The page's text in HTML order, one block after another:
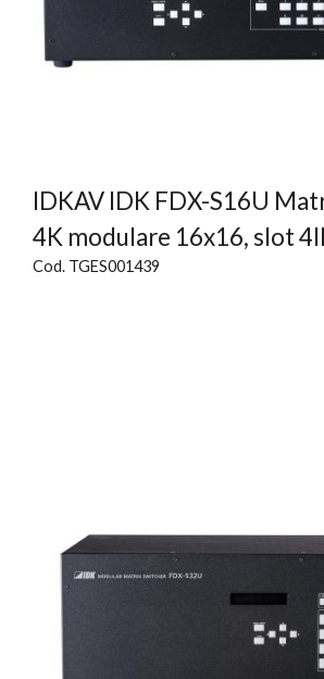
IDKAV IDK FDX-S16U
4K modulare 16x16, slot
Cod. TGES001439